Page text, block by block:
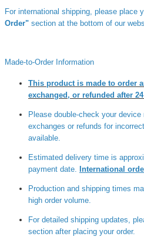
For international shipping, please place
Order" section at the bottom of our
Made-to-Order Information
This product is made to order
exchanged, or refunded after
Please double-check your
exchanges or refunds for
available.
Estimated delivery time is
payment date. International
Production and shipping times
high order volume.
For detailed shipping updates,
section after placing your order.